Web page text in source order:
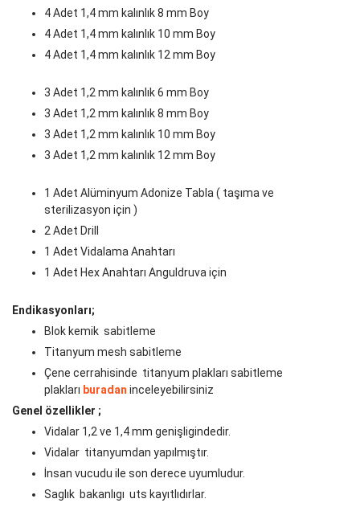
4 Adet 1,4 mm kalınlık 8 mm Boy
4 Adet 1,4 mm kalınlık 10 mm Boy
4 Adet 1,4 mm kalınlık 12 mm Boy
3 Adet 1,2 mm kalınlık 6 mm Boy
3 Adet 1,2 mm kalınlık 8 mm Boy
3 Adet 1,2 mm kalınlık 10 mm Boy
3 Adet 1,2 mm kalınlık 12 mm Boy
1 Adet Alüminyum Adonize Tabla ( taşıma ve
sterilizasyon için )
2 Adet Drill
1 Adet Vidalama Anahtarı
1 Adet Hex Anahtarı Anguldruva için
Endikasyonları;
Blok kemik sabitleme
Titanyum mesh sabitleme
Çene cerrahisinde titanyum plakları sabitleme
plakları buradan inceleyebilirsiniz
Genel özellikler ;
Vidalar 1,2 ve 1,4 mm genişligindedir.
Vidalar titanyumdan yapılmıştır.
İnsan vucudu ile son derece uyumludur.
Saglık bakanlıgı uts kayıtlıdırlar.